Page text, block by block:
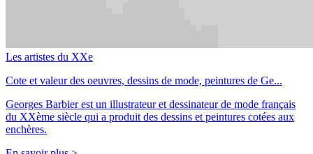
Les artistes du XXe
Cote et valeur des oeuvres, dessins de mode, peintures de Ge...
Georges Barbier est un illustrateur et dessinateur de mode français
du XXème siècle qui a produit des dessins et peintures cotées aux
enchères.